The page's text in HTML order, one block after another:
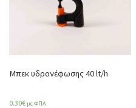
Μπεκ υδρονέφωσης 40 lt/h
0.30€ με ΦΠΑ